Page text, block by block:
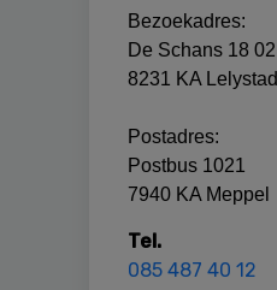
Bezoekadres:
De Schans 18 02
8231 KA Lelystad
Postadres:
Postbus 1021
7940 KA Meppel
Tel.
085 487 40 12